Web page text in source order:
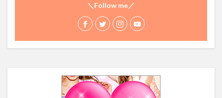
＼Follow me／